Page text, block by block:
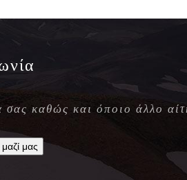
σας καθώς και όποιο άλλο
μας